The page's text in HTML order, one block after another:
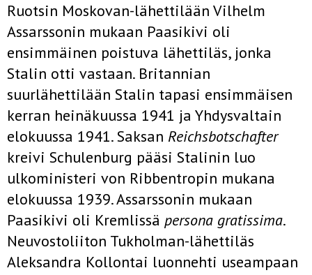
Ruotsin Moskovan-lähettilään Vilhelm
Assarssonin mukaan Paasikivi oli
ensimmäinen poistuva lähettiläs, jonka
Stalin otti vastaan. Britannian
suurlähettilään Stalin tapasi ensimmäisen
kerran heinäkuussa 1941 ja Yhdysvaltain
elokuussa 1941. Saksan Reichsbotschafter
kreivi Schulenburg pääsi Stalinin luo
ulkoministeri von Ribbentropin mukana
elokuussa 1939. Assarssonin mukaan
Paasikivi oli Kremlissä persona gratissima.
Neuvostoliiton Tukholman-lähettiläs
Aleksandra Kollontai luonnehti useampaan